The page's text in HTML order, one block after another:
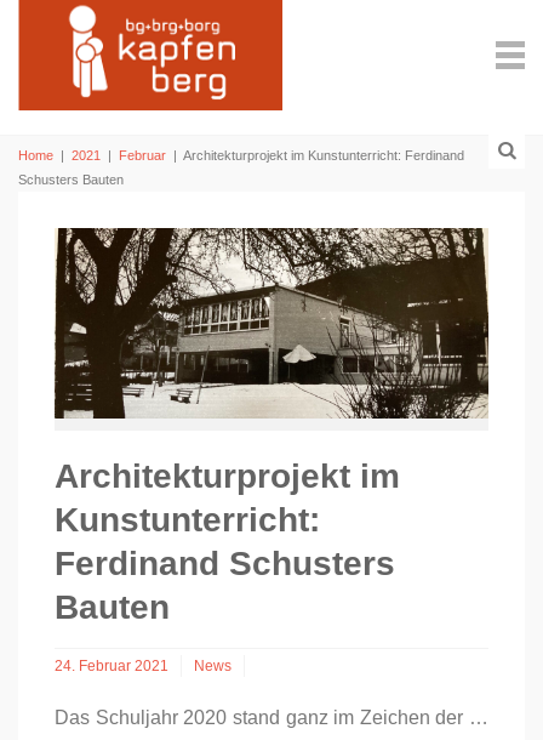
Home | 2021 | Februar | Architekturprojekt im Kunstunterricht: Ferdinand
Schusters Bauten
Architekturprojekt im
Kunstunterricht:
Ferdinand Schusters
Bauten
24. Februar 2021 News
Das Schuljahr 2020 stand ganz im Zeichen der …